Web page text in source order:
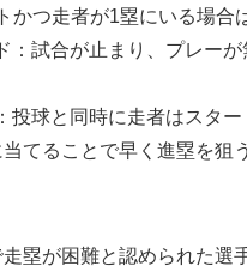
かつ走者が1塁にいる場合
：試合が止まり、プレーが
投球と同時に走者はスター
てることで早く進塁を狙
塁が困難と認められた選